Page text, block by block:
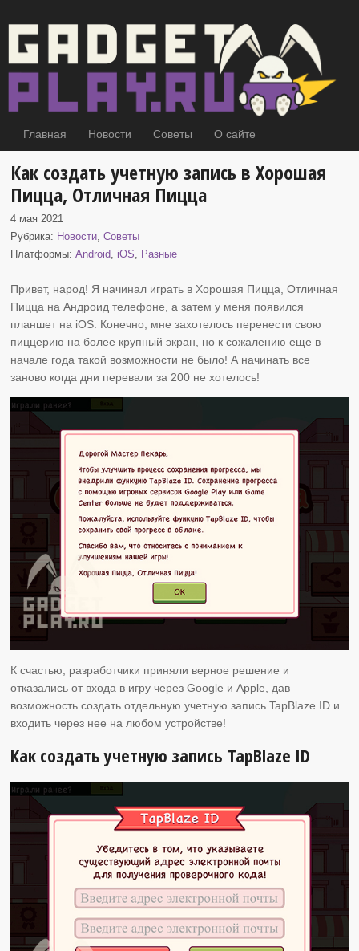
Главная Новости Советы О сайте
Как создать учетную запись в Хорошая
Пицца, Отличная Пицца
4 мая 2021
Рубрика: Новости,Советы
Платформы:Android, iOS, Разные
Привет, народ! Я начинал играть в Хорошая Пицца, Отличная
Пицца на Андроид телефоне, а затем у меня появился
планшет на iOS. Конечно, мне захотелось перенести свою
пиццерию на более крупный экран, но к сожалению еще в
начале года такой возможности не было! А начинать все
заново когда дни перевали за 200 не хотелось!
К счастью, разработчики приняли верное решение и
отказались от входа в игру через Google и Apple, дав
возможность создать отдельную учетную запись TapBlaze ID и
входить через нее на любом устройстве!
Как создать учетную запись TapBlaze ID